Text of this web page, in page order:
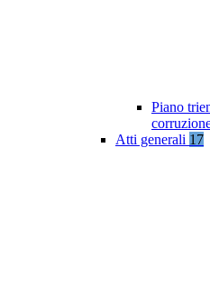
Piano
Atti generali 17